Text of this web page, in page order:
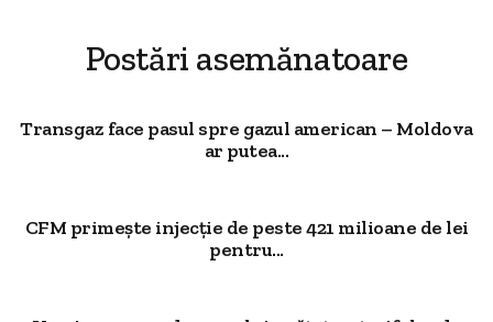
Postări asemănatoare
Transgaz face pasul spre gazul american – Moldova
ar putea...
CFM primește injecție de peste 421 milioane de lei
pentru...